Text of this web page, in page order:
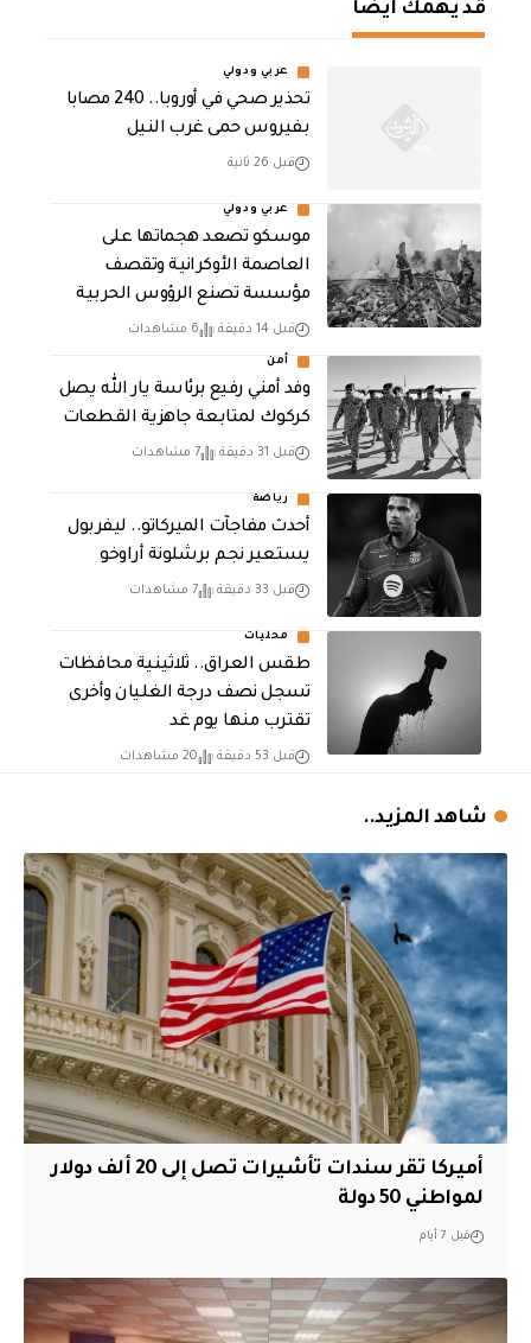
قد يهمك أيضا
عربي ودولي
تحذير صحي في أوروبا.. 240 مصابا
بفيروس حمى غرب النيل
قبل 26 ثانية
عربي ودولي
موسكو تصعد هجماتها على
العاصمة الأوكرانية وتقصف
مؤسسة تصنع الرؤوس الحربية
قبل 14 دقيقة 6 مشاهدات
أمن
وفد أمني رفيع برئاسة يار الله يصل
كركوك لمتابعة جاهزية القطعات
قبل 31 دقيقة 7 مشاهدات
رياضة
أحدث مفاجآت الميركاتو.. ليفربول
يستعير نجم برشلونة أراوخو
قبل 33 دقيقة 7 مشاهدات
محليات
طقس العراق.. ثلاثينية محافظات
تسجل نصف درجة الغليان وأخرى
تقترب منها يوم غد
قبل 53 دقيقة 20 مشاهدات
شاهد المزيد..
أميركا تقر سندات تأشيرات تصل إلى 20 ألف دولار
لمواطني 50 دولة
قبل 7 أيام